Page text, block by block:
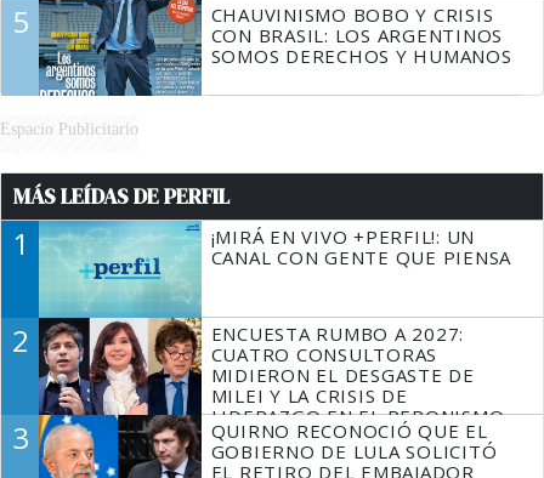
5
CHAUVINISMO BOBO Y CRISIS
CON BRASIL: LOS ARGENTINOS
SOMOS DERECHOS Y HUMANOS
Espacio Publicitario
MÁS LEÍDAS DE PERFIL
1
¡MIRÁ EN VIVO +PERFIL!: UN
CANAL CON GENTE QUE PIENSA
2
ENCUESTA RUMBO A 2027:
CUATRO CONSULTORAS
MIDIERON EL DESGASTE DE
MILEI Y LA CRISIS DE
LIDERAZGO EN EL PERONISMO
3
QUIRNO RECONOCIÓ QUE EL
GOBIERNO DE LULA SOLICITÓ
EL RETIRO DEL EMBAJADOR